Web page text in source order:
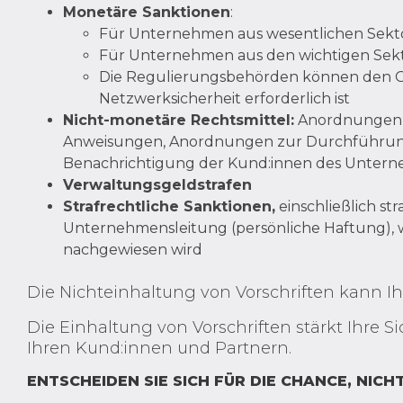
Monetäre Sanktionen:
Für Unternehmen aus wesentlichen
Für Unternehmen aus den wichtigen
Die Regulierungsbehörden können den
Netzwerksicherheit erforderlich ist
Nicht-monetäre Rechtsmittel:
Anweisungen, Anordnungen zur
Benachrichtigung der Kund:innen des
Verwaltungsgeldstrafen
Strafrechtliche Sanktionen, einschließlich
Unternehmensleitung (persönliche Haftung),
nachgewiesen wird
Die Nichteinhaltung von Vorschriften kann
Die Einhaltung von Vorschriften stärkt Ihre
Ihren Kund:innen und Partnern.
ENTSCHEIDEN SIE SICH FÜR DIE CHANCE,